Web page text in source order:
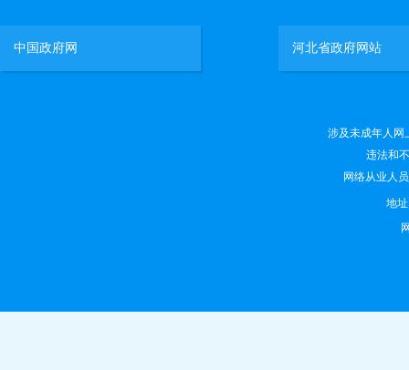
中国政府网 河北省政府网站
涉及未成年人网
违法和
网络从业人
地